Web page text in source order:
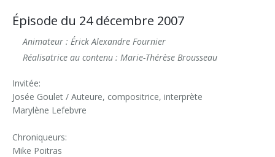
Épisode du 24 décembre 2007
Animateur : Érick Alexandre Fournier
Réalisatrice au contenu : Marie-Thérèse Brousseau
Invitée:
Josée Goulet / Auteure, compositrice, interprète
Marylène Lefebvre
Chroniqueurs:
Mike Poitras